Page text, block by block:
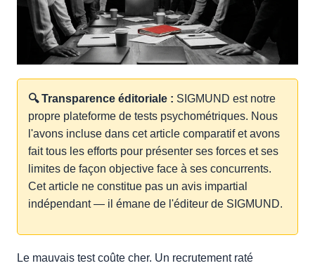
🔍 Transparence éditoriale : SIGMUND est notre
propre plateforme de tests psychométriques. Nous
l'avons incluse dans cet article comparatif et avons
fait tous les efforts pour présenter ses forces et ses
limites de façon objective face à ses concurrents.
Cet article ne constitue pas un avis impartial
indépendant — il émane de l'éditeur de SIGMUND.
Le mauvais test coûte cher. Un recrutement raté